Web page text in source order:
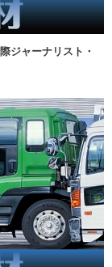
ジャーナリスト・